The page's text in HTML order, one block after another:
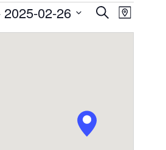
Events
Search
SearchEvent
Views
Map
2025-02-26